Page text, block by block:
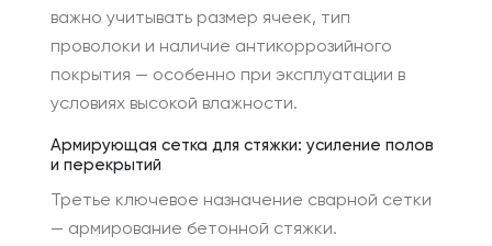
важно учитывать размер ячеек, тип
проволоки и наличие антикоррозийного
покрытия — особенно при эксплуатации в
условиях высокой влажности.
Армирующая сетка для стяжки: усиление полов
и перекрытий
Третье ключевое назначение сварной сетки
— армирование бетонной стяжки.